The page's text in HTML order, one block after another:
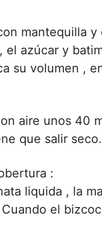
mantequilla
el azúcar y
su volumen ,
aire unos 40
que salir seco.
:
liquida , la
el